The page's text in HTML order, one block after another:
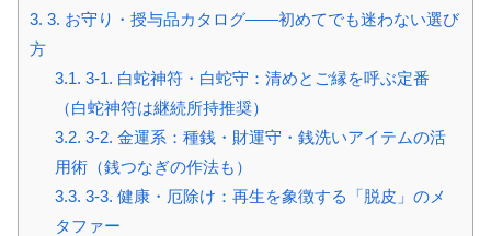
3. 3. お守り・授与品カタログ――初めてでも迷わない選び
方
3.1. 3-1. 白蛇神符・白蛇守：清めとご縁を呼ぶ定番
（白蛇神符は継続所持推奨）
3.2. 3-2. 金運系：種銭・財運守・銭洗いアイテムの活
用術（銭つなぎの作法も）
3.3. 3-3. 健康・厄除け：再生を象徴する「脱皮」のメ
タファー